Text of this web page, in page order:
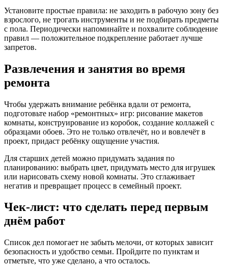
Установите простые правила: не заходить в рабочую зону без
взрослого, не трогать инструменты и не подбирать предметы
с пола. Периодически напоминайте и похвалите соблюдение
правил — положительное подкрепление работает лучше
запретов.
Развлечения и занятия во время
ремонта
Чтобы удержать внимание ребёнка вдали от ремонта,
подготовьте набор «ремонтных» игр: рисование макетов
комнаты, конструирование из коробок, создание коллажей с
образцами обоев. Это не только отвлечёт, но и вовлечёт в
проект, придаст ребёнку ощущение участия.
Для старших детей можно придумать задания по
планированию: выбрать цвет, придумать место для игрушек
или нарисовать схему новой комнаты. Это сглаживает
негатив и превращает процесс в семейный проект.
Чек-лист: что сделать перед первым
днём работ
Список дел помогает не забыть мелочи, от которых зависит
безопасность и удобство семьи. Пройдите по пунктам и
отметьте, что уже сделано, а что осталось.